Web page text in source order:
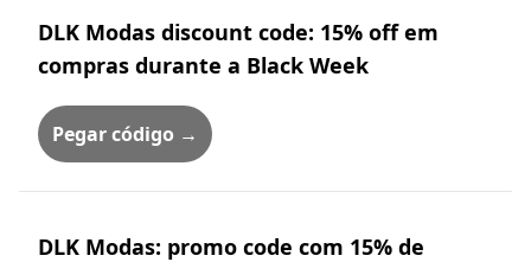
DLK Modas discount code: 15% off em
compras durante a Black Week
Pegar código →
DLK Modas: promo code com 15% de